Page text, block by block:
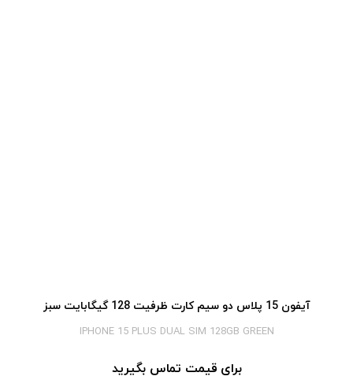
آیفون 15 پلاس دو سیم کارت ظرفیت 128 گیگابایت سبز
IPHONE 15 PLUS DUAL SIM 128GB GREEN
برای قیمت تماس بگیرید